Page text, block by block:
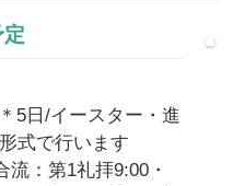
5日/イースター・進
式で行います
流：第1礼拝9:00・